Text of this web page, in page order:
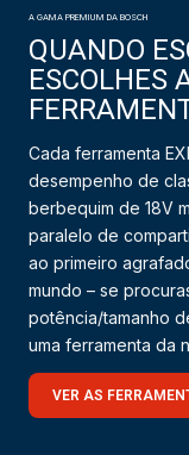
A GAMA PREMIUM DA BOSCH
QUANDO
ESCOLHES
Cada ferramenta
desempenho de
berbequim de 18V
paralelo de
ao primeiro
mundo – se
potência/tamanho
uma ferramenta da
VER AS